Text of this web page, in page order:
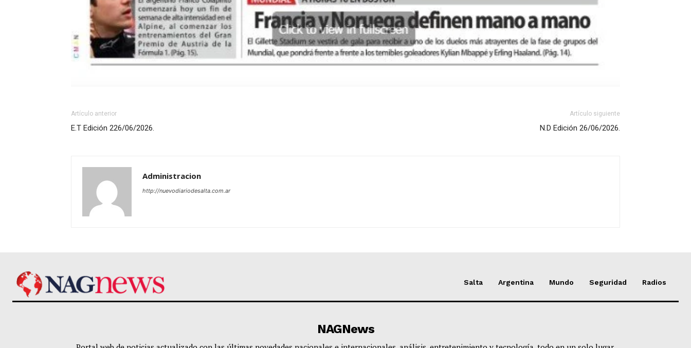
Artículo anterior
E.T Edición 226/06/2026.
Artículo siguiente
N.D Edición 26/06/2026.
Administracion
http://nuevodiariodesalta.com.ar
Salta Argentina Mundo Seguridad Radios
NAGNews